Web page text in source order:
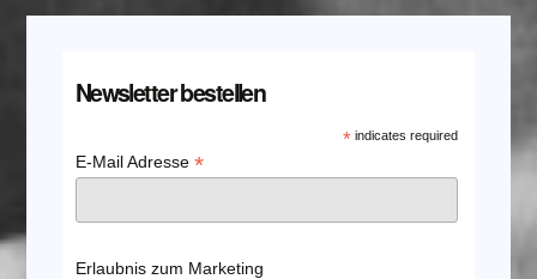
Newsletter bestellen
* indicates required
E-Mail Adresse *
Erlaubnis zum Marketing